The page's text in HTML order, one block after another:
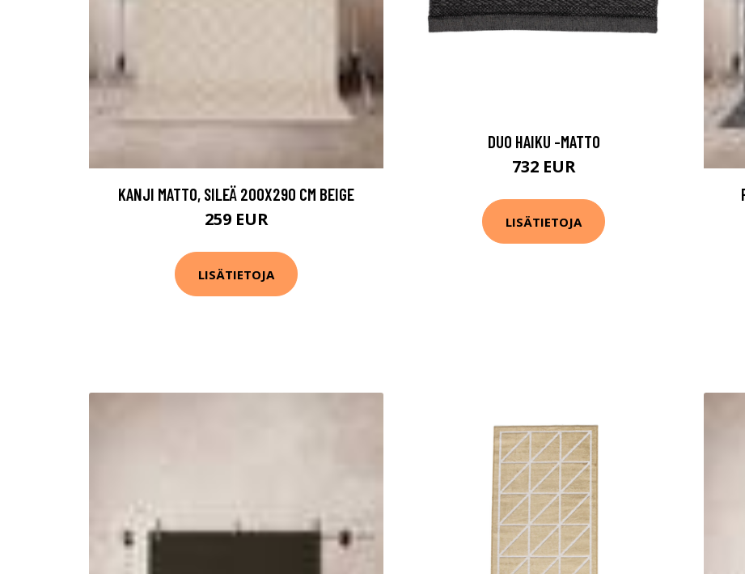
KANJI MATTO, SILEÄ 200X290 CM BEIGE
259 EUR
LISÄTIETOJA
DUO HAIKU -MATTO
732 EUR
LISÄTIETOJA